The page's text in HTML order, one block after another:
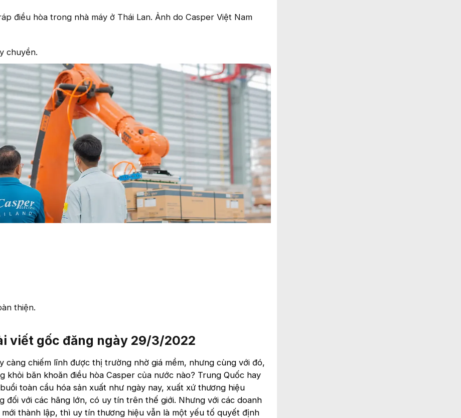
điều hòa trong nhà máy ở Thái Lan. Ảnh do Casper Việt Nam
chuyền.
thiện.
viết gốc đăng ngày 29/3/2022​
càng chiếm lĩnh được thị trường nhờ giá mềm, nhưng cùng với đó,
khỏi băn khoăn điều hòa Casper của nước nào? Trung Quốc hay
toàn cầu hóa sản xuất như ngày nay, xuất xứ thương hiệu
đối với các hãng lớn, có uy tín trên thế giới. Nhưng với các doanh
thành lập, thì uy tín thương hiệu vẫn là một yếu tố quyết định